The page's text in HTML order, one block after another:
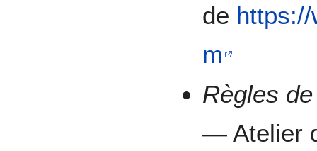
de
m
Règles
— Atelier